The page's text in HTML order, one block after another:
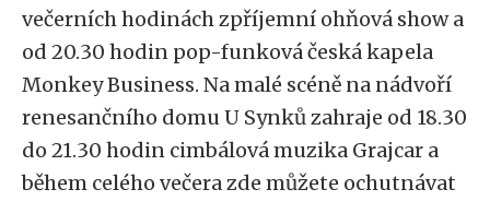
večerních hodinách zpříjemní ohňová show a
od 20.30 hodin pop-funková česká kapela
Monkey Business. Na malé scéně na nádvoří
renesančního domu U Synků zahraje od 18.30
do 21.30 hodin cimbálová muzika Grajcar a
během celého večera zde můžete ochutnávat